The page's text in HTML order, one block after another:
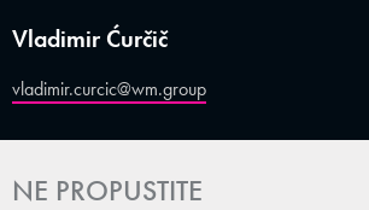
Vladimir Ćurčič
vladimir.curcic@wm.group
NE PROPUSTITE